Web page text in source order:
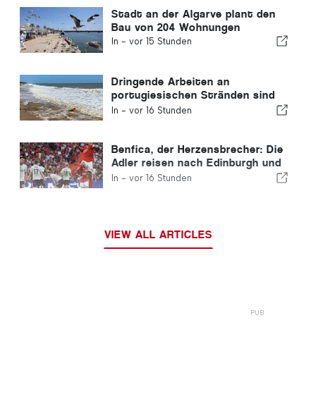
Stadt an der Algarve plant den
Bau von 204 Wohnungen
In - vor 15 Stunden
Dringende Arbeiten an
portugiesischen Stränden sind
abgeschlossen
In - vor 16 Stunden
Benfica, der Herzensbrecher: Die
Adler reisen nach Edinburgh und
haben bereits einen Fuß in der
In - vor 16 Stunden
VIEW ALL ARTICLES